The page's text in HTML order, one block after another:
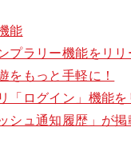
能
プラリー機能をリ
をもっと手軽に！
「ログイン」機能
シュ通知履歴」が